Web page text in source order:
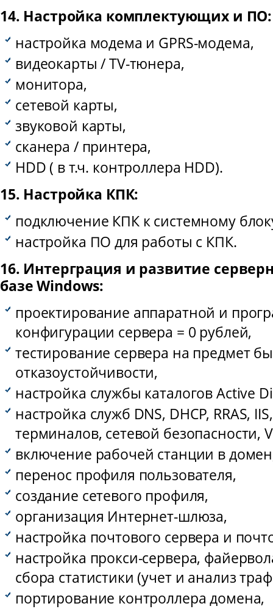
14. Настройка комплектующих и ПО:
настройка модема и GPRS-модема,
видеокарты / TV-тюнера,
монитора,
сетевой карты,
звуковой карты,
сканера / принтера,
HDD ( в т.ч. контроллера HDD).
15. Настройка КПК:
подключение КПК к системному
настройка ПО для работы с КПК.
16. Интерграция и развитие
базе Windows:
проектирование аппаратной и
конфигурации сервера = 0 рублей,
тестирование сервера на предмет
отказоустойчивости,
настройка службы каталогов Active
настройка служб DNS, DHCP, RRAS,
терминалов, сетевой безопасности,
включение рабочей станции в
перенос профиля пользователя,
создание сетевого профиля,
организация Интернет-шлюза,
настройка почтового сервера и
настройка прокси-сервера,
сбора статистики (учет и анализ
портирование контроллера домена,